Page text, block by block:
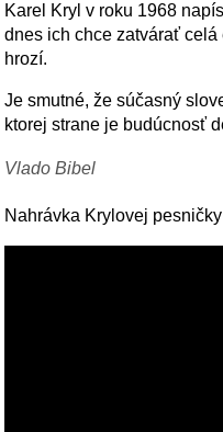
Karel Kryl v roku 1968
dnes ich chce zatvárať
hrozí.
Je smutné, že súčasný
ktorej strane je budúcnosť
Vlado Bibel
Nahrávka Krylovej